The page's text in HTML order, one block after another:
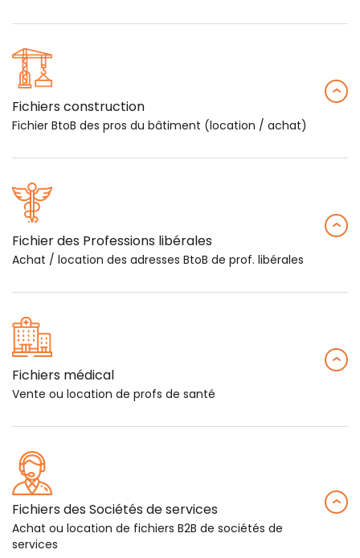
Fichiers construction
Fichier BtoB des pros du bâtiment (location / achat)
Fichier des Professions libérales
Achat / location des adresses BtoB de prof. libérales
Fichiers médical
Vente ou location de profs de santé
Fichiers des Sociétés de services
Achat ou location de fichiers B2B de sociétés de
services